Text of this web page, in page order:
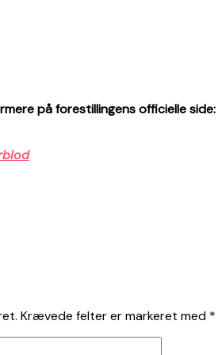
på forestillingens officielle side:
Krævede felter er markeret med *